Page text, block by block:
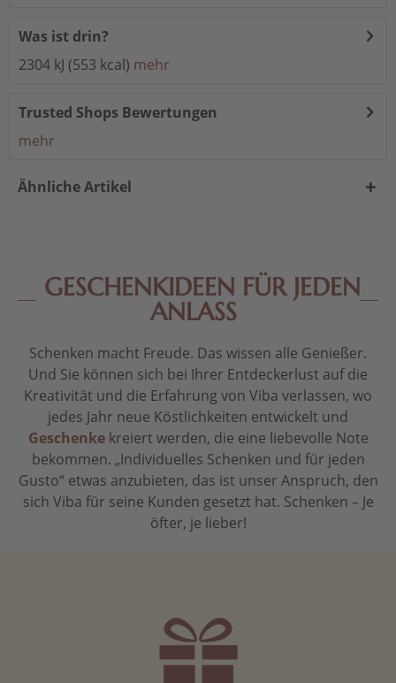
Was ist drin?
2304 kJ (553 kcal) mehr
Trusted Shops Bewertungen
mehr
Ähnliche Artikel
GESCHENKIDEEN FÜR JEDEN
ANLASS
Schenken macht Freude. Das wissen alle Genießer.
Und Sie können sich bei Ihrer Entdeckerlust auf die
Kreativität und die Erfahrung von Viba verlassen, wo
jedes Jahr neue Köstlichkeiten entwickelt und
Geschenkekreiert werden, die eine liebevolle Note
bekommen. „Individuelles Schenken und für jeden
Gusto“ etwas anzubieten, das ist unser Anspruch, den
sich Viba für seine Kunden gesetzt hat. Schenken – Je
öfter, je lieber!